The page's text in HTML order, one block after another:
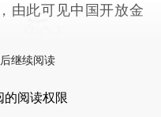
由此可见中国开放金
继续阅读
的阅读权限